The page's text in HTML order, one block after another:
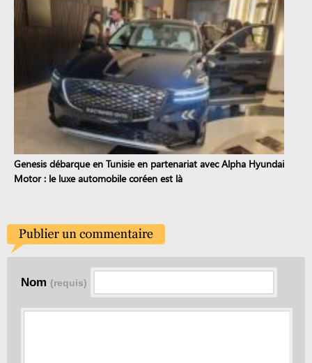
Genesis débarque en Tunisie en partenariat avec Alpha Hyundai
Motor : le luxe automobile coréen est là
Nom (requis)